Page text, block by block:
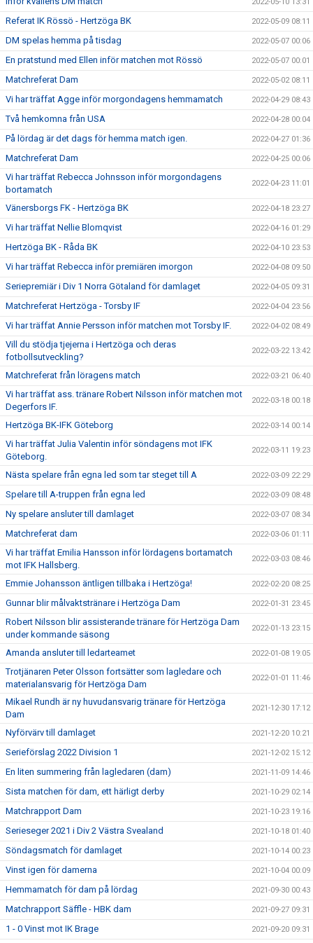
Referat IK Rössö - Hertzöga BK 2022-05-09 08:11
DM spelas hemma på tisdag 2022-05-07 00:06
En pratstund med Ellen inför matchen mot Rössö 2022-05-07 00:01
Matchreferat Dam 2022-05-02 08:11
Vi har träffat Agge inför morgondagens hemmamatch 2022-04-29 08:43
Två hemkomna från USA 2022-04-28 00:04
På lördag är det dags för hemma match igen. 2022-04-27 01:36
Matchreferat Dam 2022-04-25 00:06
Vi har träffat Rebecca Johnsson inför morgondagens
bortamatch
2022-04-23 11:01
Vänersborgs FK - Hertzöga BK 2022-04-18 23:27
Vi har träffat Nellie Blomqvist 2022-04-16 01:29
Hertzöga BK - Råda BK 2022-04-10 23:53
Vi har träffat Rebecca inför premiären imorgon 2022-04-08 09:50
Seriepremiär i Div 1 Norra Götaland för damlaget 2022-04-05 09:31
Matchreferat Hertzöga - Torsby IF 2022-04-04 23:56
Vi har träffat Annie Persson inför matchen mot Torsby IF. 2022-04-02 08:49
Vill du stödja tjejerna i Hertzöga och deras
fotbollsutveckling?
2022-03-22 13:42
Matchreferat från löragens match 2022-03-21 06:40
Vi har träffat ass. tränare Robert Nilsson inför matchen mot
Degerfors IF.
2022-03-18 00:18
Hertzöga BK-IFK Göteborg 2022-03-14 00:14
Vi har träffat Julia Valentin inför söndagens mot IFK
Göteborg.
2022-03-11 19:23
Nästa spelare från egna led som tar steget till A 2022-03-09 22:29
Spelare till A-truppen från egna led 2022-03-09 08:48
Ny spelare ansluter till damlaget 2022-03-07 08:34
Matchreferat dam 2022-03-06 01:11
Vi har träffat Emilia Hansson inför lördagens bortamatch
mot IFK Hallsberg.
2022-03-03 08:46
Emmie Johansson äntligen tillbaka i Hertzöga! 2022-02-20 08:25
Gunnar blir målvaktstränare i Hertzöga Dam 2022-01-31 23:45
Robert Nilsson blir assisterande tränare för Hertzöga Dam
under kommande säsong
2022-01-13 23:15
Amanda ansluter till ledarteamet 2022-01-08 19:05
Trotjänaren Peter Olsson fortsätter som lagledare och
materialansvarig för Hertzöga Dam
2022-01-01 11:46
Mikael Rundh är ny huvudansvarig tränare för Hertzöga
Dam
2021-12-30 17:12
Nyförvärv till damlaget 2021-12-20 10:21
Serieförslag 2022 Division 1 2021-12-02 15:12
En liten summering från lagledaren (dam) 2021-11-09 14:46
Sista matchen för dam, ett härligt derby 2021-10-29 02:14
Matchrapport Dam 2021-10-23 19:16
Serieseger 2021 i Div 2 Västra Svealand 2021-10-18 01:40
Söndagsmatch för damlaget 2021-10-14 00:23
Vinst igen för damerna 2021-10-04 00:09
Hemmamatch för dam på lördag 2021-09-30 00:43
Matchrapport Säffle - HBK dam 2021-09-27 09:31
1 - 0 Vinst mot IK Brage 2021-09-20 09:31